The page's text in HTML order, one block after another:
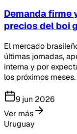
Demanda firme
precios del boi
El mercado
últimas jornadas,
interna y por
los próximos meses.
9 jun 2026
Ver más
Uruguay